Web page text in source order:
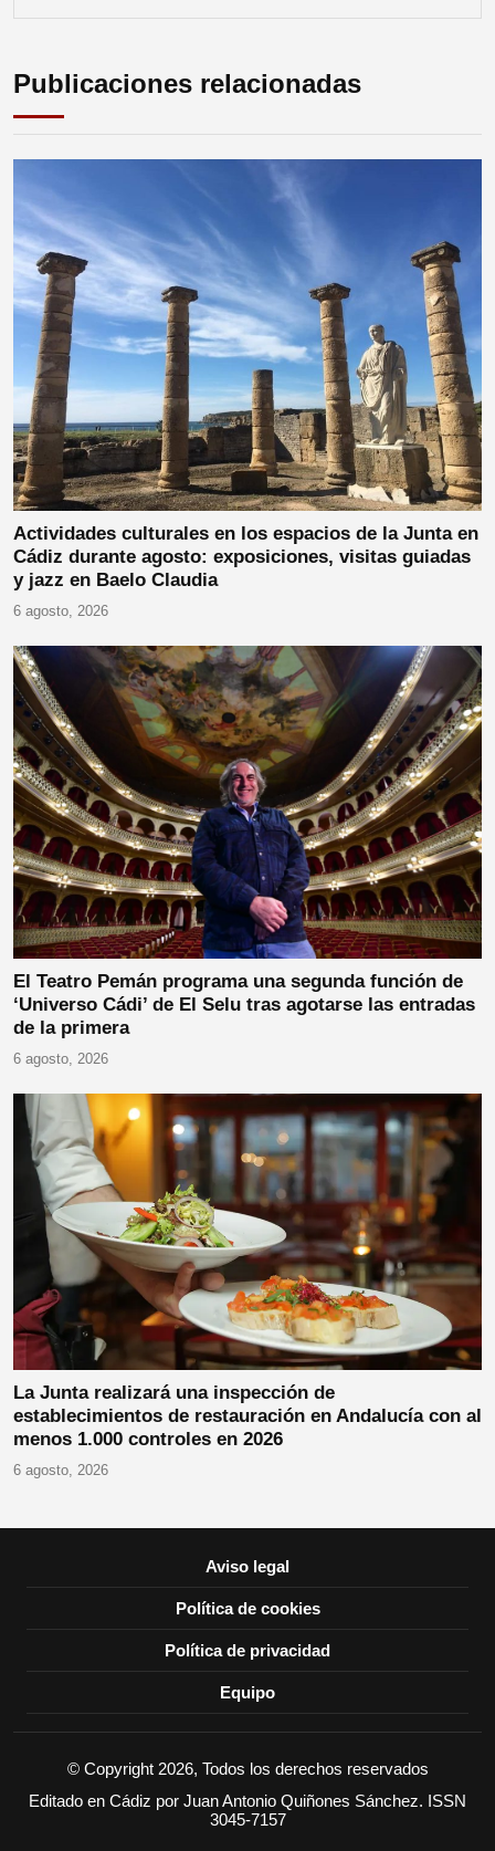
Publicaciones relacionadas
Actividades culturales en los espacios de la Junta en
Cádiz durante agosto: exposiciones, visitas guiadas
y jazz en Baelo Claudia
6 agosto, 2026
El Teatro Pemán programa una segunda función de
‘Universo Cádi’ de El Selu tras agotarse las entradas
de la primera
6 agosto, 2026
La Junta realizará una inspección de
establecimientos de restauración en Andalucía con al
menos 1.000 controles en 2026
6 agosto, 2026
Aviso legal
Política de cookies
Política de privacidad
Equipo
© Copyright 2026, Todos los derechos reservados
Editado en Cádiz por Juan Antonio Quiñones Sánchez. ISSN
3045-7157